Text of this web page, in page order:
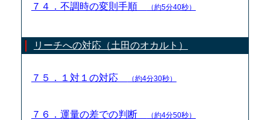
７４．不調時の変則手順 （約5分40秒）
リーチへの対応（土田のオカルト）
７５．１対１の対応 （約4分30秒）
７６．運量の差での判断 （約4分50秒）